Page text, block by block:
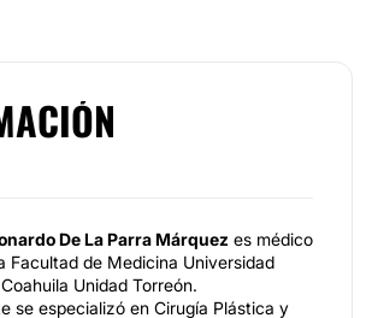
De La Parra Márquez es médico
Facultad de Medicina Universidad
Unidad Torreón.
se especializó en Cirugía Plástica y